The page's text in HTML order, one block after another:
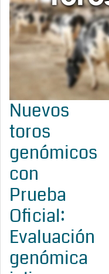
Nuevos
toros
genómicos
con
Prueba
Oficial:
Evaluación
genómica